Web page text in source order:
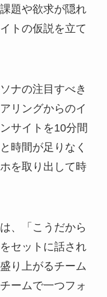
題や欲求が隠れ
トの仮説を立て
ナの注目すべき
リングからのイ
サイトを10分間
時間が足りなく
を取り出して時
、「こうだから
セットに話され
り上がるチーム
ームで一つフォ